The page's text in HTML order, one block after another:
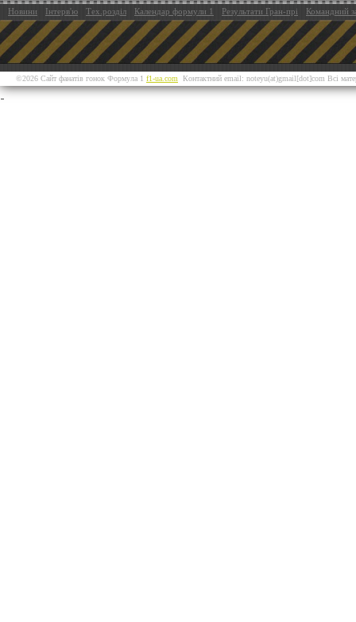
Новини Інтерв'ю Тех.розділ Календар формули 1 Результати Гран-прі Командний
©2026 Сайт фанатів гонок Формула 1 f1-ua.com Контактний email: noteyu(at)gmail[dot]com Всі